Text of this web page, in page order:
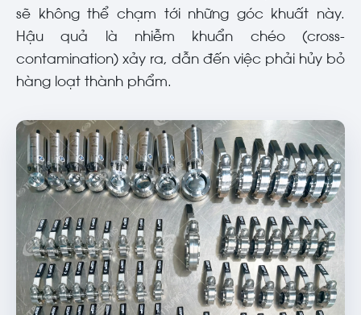
sẽ không thể chạm tới những góc khuất này.
Hậu quả là nhiễm khuẩn chéo (cross-
contamination) xảy ra, dẫn đến việc phải hủy bỏ
hàng loạt thành phẩm.